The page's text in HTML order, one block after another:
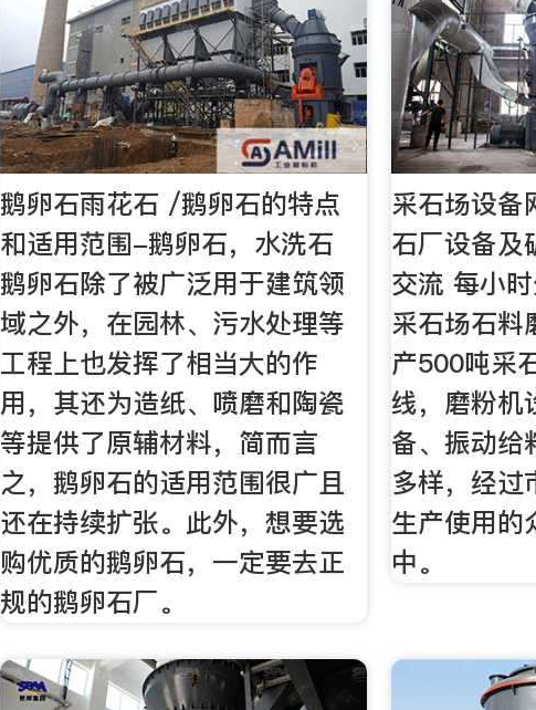
鹅卵石雨花石 /鹅卵石的特点
和适用范围-鹅卵石，水洗石
鹅卵石除了被广泛用于建筑领
域之外，在园林、污水处理等
工程上也发挥了相当大的作
用，其还为造纸、喷磨和陶瓷
等提供了原辅材料，简而言
之，鹅卵石的适用范围很广且
还在持续扩张。此外，想要选
购优质的鹅卵石，一定要去正
规的鹅卵石厂。
采石场设备
石厂设备及
交流 每小
采石场石料
产500吨采
线，磨粉机
备、振动给
多样，经过
生产使用的
中。